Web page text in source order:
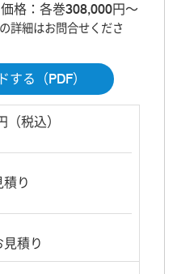
格：各巻308,000円～
詳細はお問合せくださ
する（PDF）
税込）
り
積り